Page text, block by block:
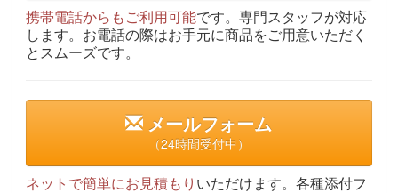
携帯電話からもご利用可能です。専門スタッフが対応
します。お電話の際はお手元に商品をご用意いただく
とスムーズです。
メールフォーム
（24時間受付中）
ネットで簡単にお見積もり いただけます。各種添付フ